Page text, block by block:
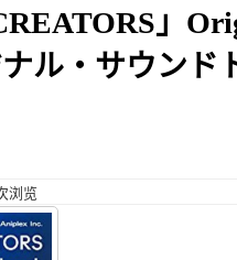
」
ル・サウン
浏览